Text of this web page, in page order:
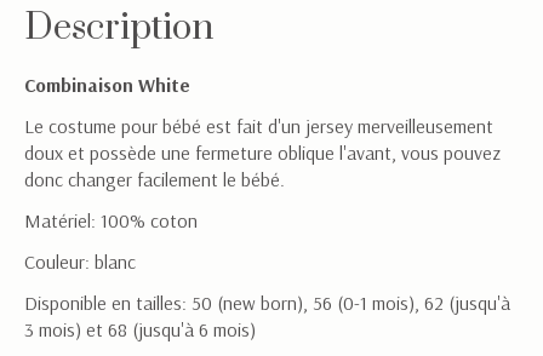
Description
Combinaison White
Le costume pour bébé est fait d'un jersey merveilleusement
doux et possède une fermeture oblique l'avant, vous pouvez
donc changer facilement le bébé.
Matériel: 100% coton
Couleur: blanc
Disponible en tailles: 50 (new born), 56 (0-1 mois), 62 (jusqu'à
3 mois) et 68 (jusqu'à 6 mois)